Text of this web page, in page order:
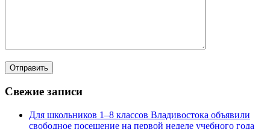
Свежие записи
Для школьников 1–8 классов Владивостока объявили
свободное посещение на первой неделе учебного года